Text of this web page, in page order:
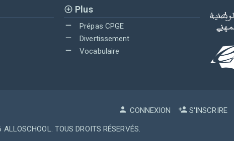
Plus
Prépas CPGE
Divertissement
Vocabulaire
CONNEXION S'INSCRIRE
ALLOSCHOOL. TOUS DROITS RÉSERVÉS.